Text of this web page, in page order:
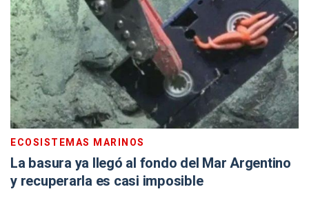
ECOSISTEMAS MARINOS
La basura ya llegó al fondo del Mar Argentino
y recuperarla es casi imposible